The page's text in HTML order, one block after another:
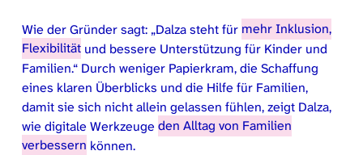
Wie der Gründer sagt: „Dalza steht für mehr Inklusion,
Flexibilitätund bessere Unterstützung für Kinder und
Familien.“ Durch weniger Papierkram, die Schaffung
eines klaren Überblicks und die Hilfe für Familien,
damit sie sich nicht allein gelassen fühlen, zeigt Dalza,
wie digitale Werkzeuge den Alltag von Familien
verbessern können.